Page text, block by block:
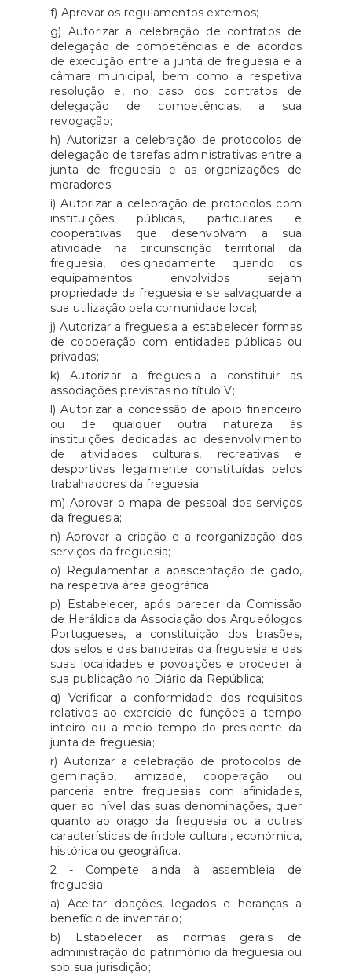
f) Aprovar os regulamentos externos;
g) Autorizar a celebração de contratos de
delegação de competências e de acordos
de execução entre a junta de freguesia e a
câmara municipal, bem como a respetiva
resolução e, no caso dos contratos de
delegação de competências, a sua
revogação;
h) Autorizar a celebração de protocolos de
delegação de tarefas administrativas entre a
junta de freguesia e as organizações de
moradores;
i) Autorizar a celebração de protocolos com
instituições públicas, particulares e
cooperativas que desenvolvam a sua
atividade na circunscrição territorial da
freguesia, designadamente quando os
equipamentos envolvidos sejam
propriedade da freguesia e se salvaguarde a
sua utilização pela comunidade local;
j) Autorizar a freguesia a estabelecer formas
de cooperação com entidades públicas ou
privadas;
k) Autorizar a freguesia a constituir as
associações previstas no título V;
l) Autorizar a concessão de apoio financeiro
ou de qualquer outra natureza às
instituições dedicadas ao desenvolvimento
de atividades culturais, recreativas e
desportivas legalmente constituídas pelos
trabalhadores da freguesia;
m) Aprovar o mapa de pessoal dos serviços
da freguesia;
n) Aprovar a criação e a reorganização dos
serviços da freguesia;
o) Regulamentar a apascentação de gado,
na respetiva área geográfica;
p) Estabelecer, após parecer da Comissão
de Heráldica da Associação dos Arqueólogos
Portugueses, a constituição dos brasões,
dos selos e das bandeiras da freguesia e das
suas localidades e povoações e proceder à
sua publicação no Diário da República;
q) Verificar a conformidade dos requisitos
relativos ao exercício de funções a tempo
inteiro ou a meio tempo do presidente da
junta de freguesia;
r) Autorizar a celebração de protocolos de
geminação, amizade, cooperação ou
parceria entre freguesias com afinidades,
quer ao nível das suas denominações, quer
quanto ao orago da freguesia ou a outras
características de índole cultural, económica,
histórica ou geográfica.
2 - Compete ainda à assembleia de
freguesia:
a) Aceitar doações, legados e heranças a
benefício de inventário;
b) Estabelecer as normas gerais de
administração do património da freguesia ou
sob sua jurisdição;